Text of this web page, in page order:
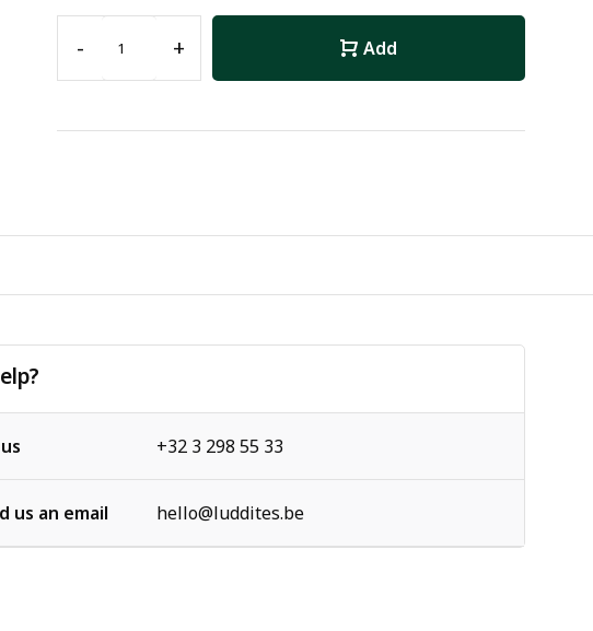
- + Add
+32 3 298 55 33
us an email hello@luddites.be